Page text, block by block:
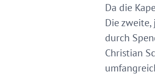
Da die
Die
durch
Christian